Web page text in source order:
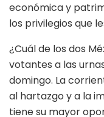
económica y
los privilegios que
¿Cuál de los dos
votantes a las
domingo. La
al hartazgo y a la
tiene su mayor